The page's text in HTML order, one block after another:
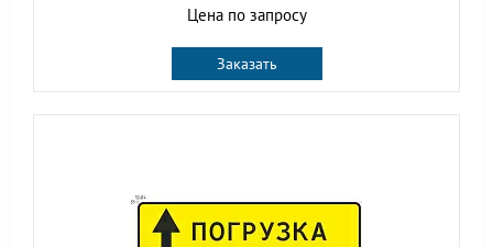
Цена по запросу
Заказать